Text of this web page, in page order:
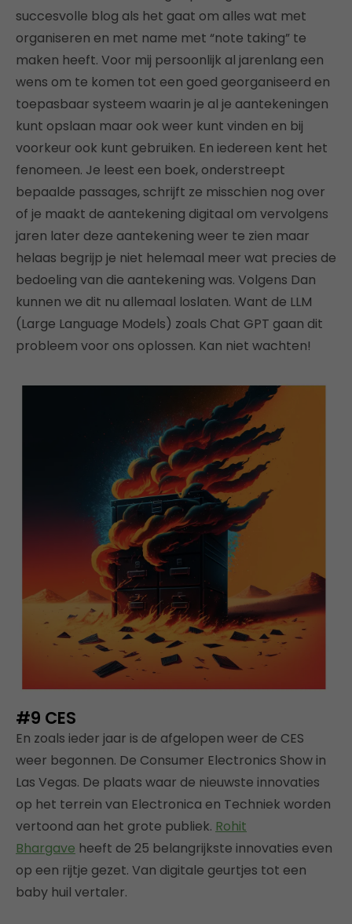
succesvolle blog als het gaat om alles wat met
organiseren en met name met “note taking” te
maken heeft. Voor mij persoonlijk al jarenlang een
wens om te komen tot een goed georganiseerd en
toepasbaar systeem waarin je al je aantekeningen
kunt opslaan maar ook weer kunt vinden en bij
voorkeur ook kunt gebruiken. En iedereen kent het
fenomeen. Je leest een boek, onderstreept
bepaalde passages, schrijft ze misschien nog over
of je maakt de aantekening digitaal om vervolgens
jaren later deze aantekening weer te zien maar
helaas begrijp je niet helemaal meer wat precies de
bedoeling van die aantekening was. Volgens Dan
kunnen we dit nu allemaal loslaten. Want de LLM
(Large Language Models) zoals Chat GPT gaan dit
probleem voor ons oplossen. Kan niet wachten!
#9 CES
En zoals ieder jaar is de afgelopen weer de CES
weer begonnen. De Consumer Electronics Show in
Las Vegas. De plaats waar de nieuwste innovaties
op het terrein van Electronica en Techniek worden
vertoond aan het grote publiek. Rohit
Bhargave heeft de 25 belangrijkste innovaties even
op een rijtje gezet. Van digitale geurtjes tot een
baby huil vertaler.